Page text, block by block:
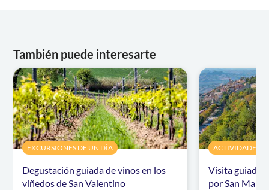
También puede interesarte
EXCURSIONES DE UN DÍA
Degustación guiada de vinos en los
viñedos de San Valentino
ACTIVIDADES
Visita guiada
por San